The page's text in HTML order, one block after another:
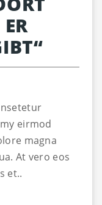
eirmod
magna
At vero eos
et..